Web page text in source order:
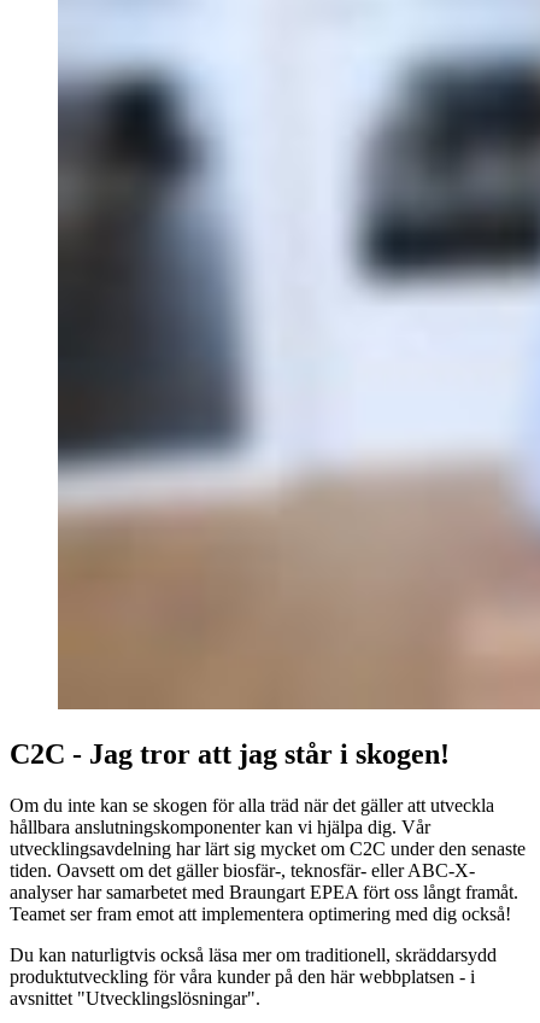
C2C - Jag tror att jag står i skogen!
Om du inte kan se skogen för alla träd när det gäller att utveckla
hållbara anslutningskomponenter kan vi hjälpa dig. Vår
utvecklingsavdelning har lärt sig mycket om C2C under den senaste
tiden. Oavsett om det gäller biosfär-, teknosfär- eller ABC-X-
analyser har samarbetet med Braungart EPEA fört oss långt framåt.
Teamet ser fram emot att implementera optimering med dig också!
Du kan naturligtvis också läsa mer om traditionell, skräddarsydd
produktutveckling för våra kunder på den här webbplatsen - i
avsnittet "Utvecklingslösningar".